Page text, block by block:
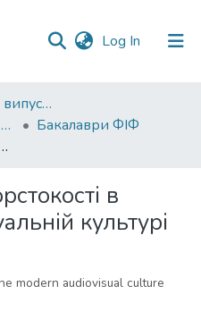
Log In (current)
01. Кваліфікаційні випускні роботи здобувачів вищої освіти
Факультет історії та філософії
Бакалаври ФІФ
аудіовізуальній культурі
в
культурі
modern audiovisual culture